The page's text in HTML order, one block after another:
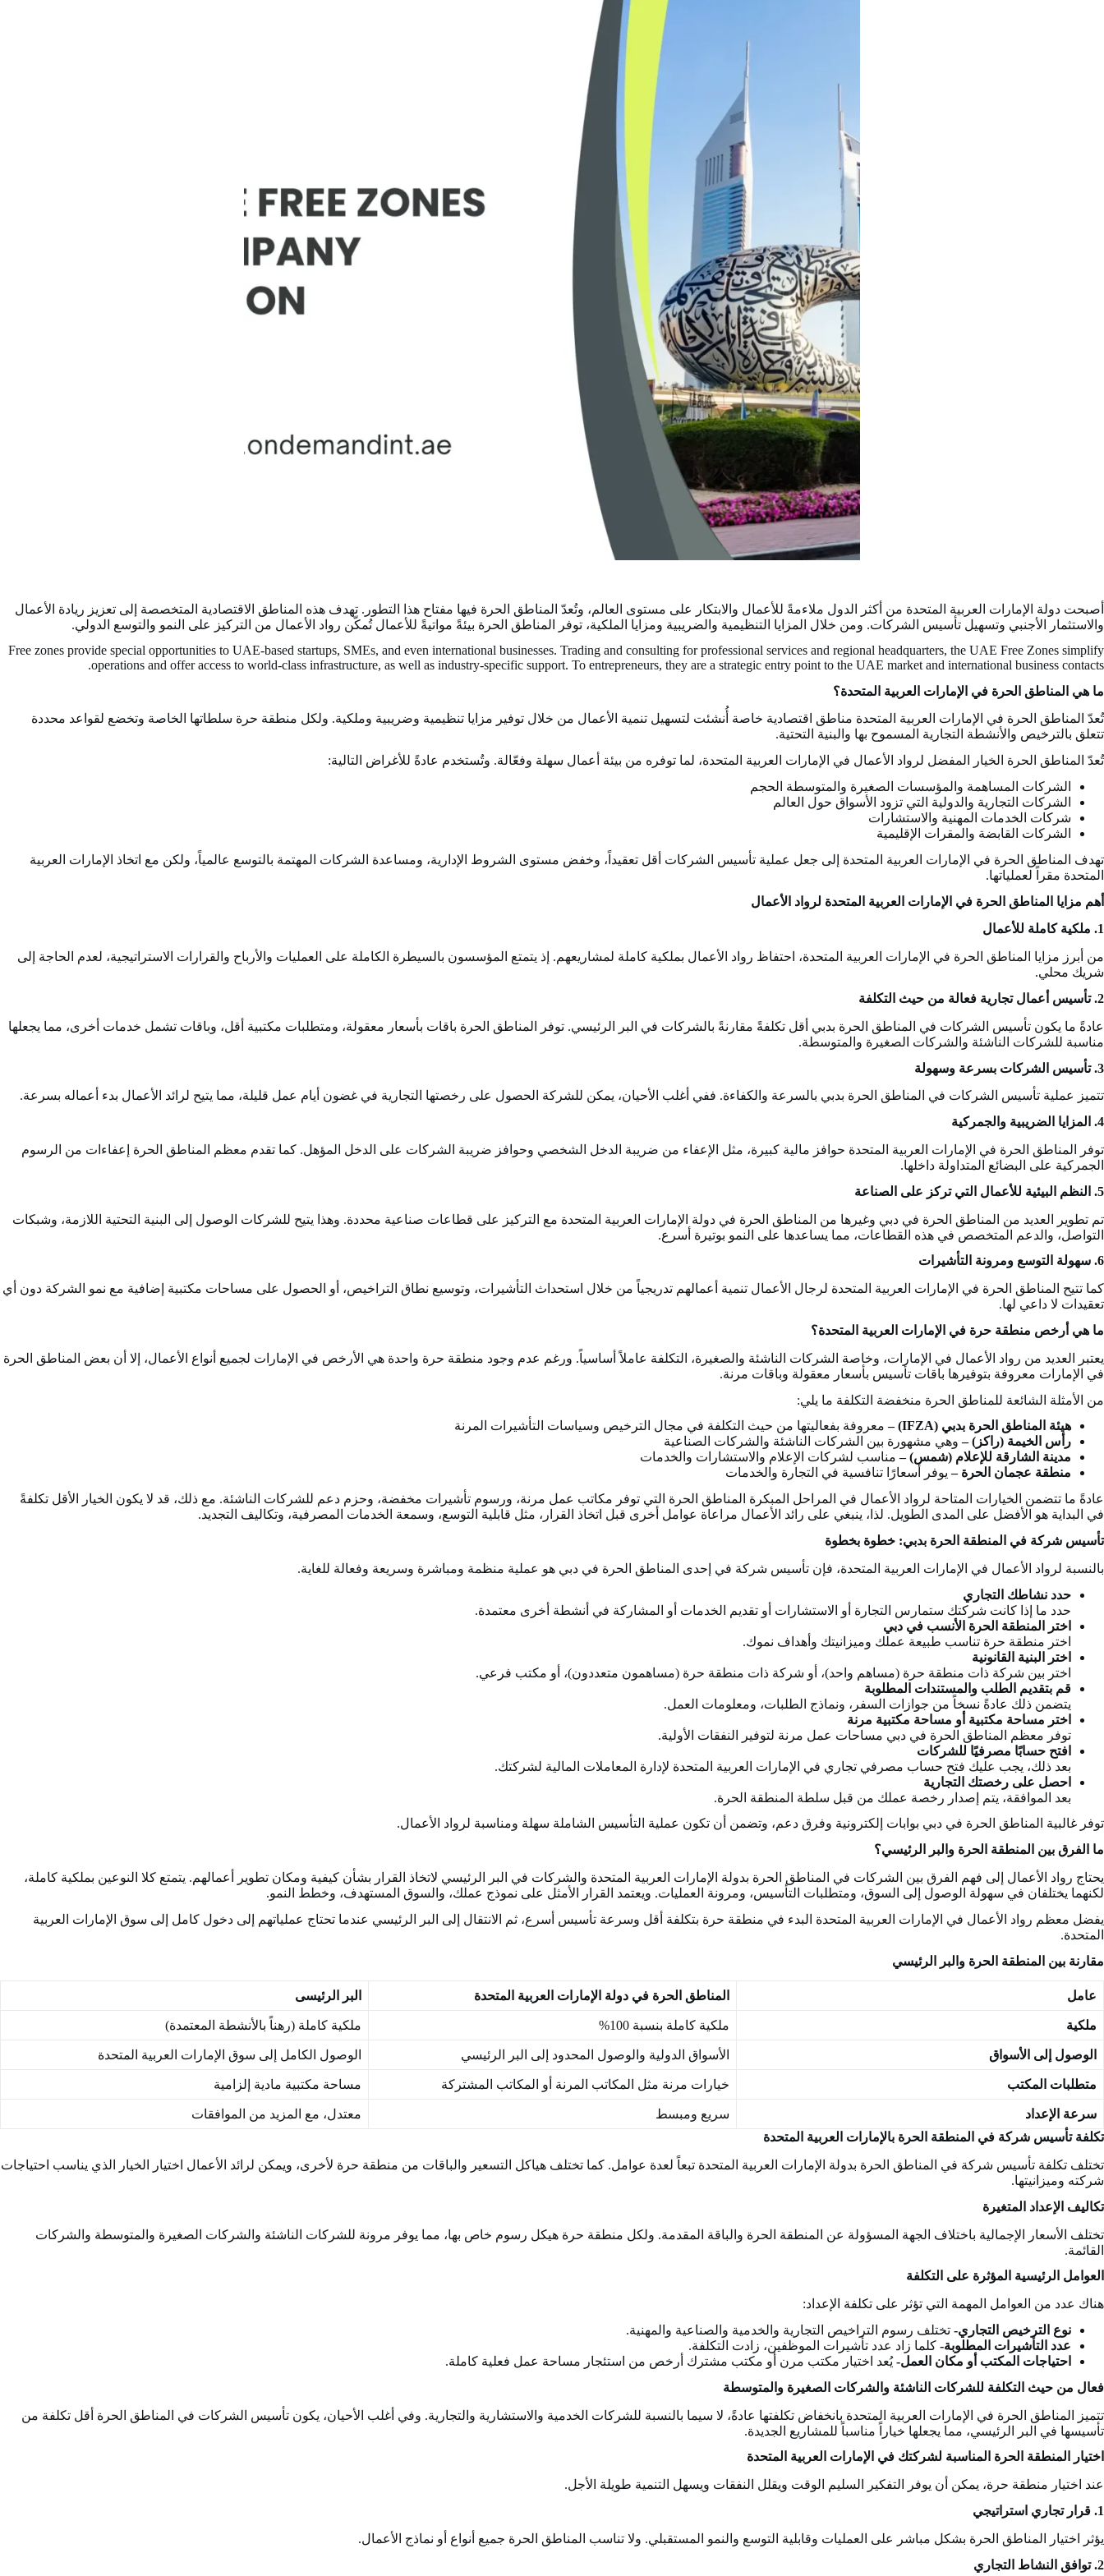
أصبحت دولة الإمارات العربية المتحدة من أكثر الدول ملاءمةً للأعمال والابتكار على مستوى العالم، وتُعدّ المناطق الحرة فيها مفتاح هذا التطور. تهدف هذه المناطق الاقتصادية المتخصصة إلى تعزيز ريادة الأعمال
والاستثمار الأجنبي وتسهيل تأسيس الشركات. ومن خلال المزايا التنظيمية والضريبية ومزايا الملكية، توفر المناطق الحرة بيئةً مواتيةً للأعمال تُمكّن رواد الأعمال من التركيز على النمو والتوسع الدولي.
Free zones provide special opportunities to UAE-based startups, SMEs, and even international businesses. Trading and consulting for professional services and regional headquarters, the UAE Free Zones simplify
operations and offer access to world-class infrastructure, as well as industry-specific support. To entrepreneurs, they are a strategic entry point to the UAE market and international business contacts.
ما هي المناطق الحرة في الإمارات العربية المتحدة؟
تُعدّ المناطق الحرة في الإمارات العربية المتحدة مناطق اقتصادية خاصة أُنشئت لتسهيل تنمية الأعمال من خلال توفير مزايا تنظيمية وضريبية وملكية. ولكل منطقة حرة سلطاتها الخاصة وتخضع لقواعد محددة
تتعلق بالترخيص والأنشطة التجارية المسموح بها والبنية التحتية.
تُعدّ المناطق الحرة الخيار المفضل لرواد الأعمال في الإمارات العربية المتحدة، لما توفره من بيئة أعمال سهلة وفعّالة. وتُستخدم عادةً للأغراض التالية:
الشركات المساهمة والمؤسسات الصغيرة والمتوسطة الحجم
الشركات التجارية والدولية التي تزود الأسواق حول العالم
شركات الخدمات المهنية والاستشارات
الشركات القابضة والمقرات الإقليمية
تهدف المناطق الحرة في الإمارات العربية المتحدة إلى جعل عملية تأسيس الشركات أقل تعقيداً، وخفض مستوى الشروط الإدارية، ومساعدة الشركات المهتمة بالتوسع عالمياً، ولكن مع اتخاذ الإمارات العربية
المتحدة مقراً لعملياتها.
أهم مزايا المناطق الحرة في الإمارات العربية المتحدة لرواد الأعمال
1. ملكية كاملة للأعمال
من أبرز مزايا المناطق الحرة في الإمارات العربية المتحدة، احتفاظ رواد الأعمال بملكية كاملة لمشاريعهم. إذ يتمتع المؤسسون بالسيطرة الكاملة على العمليات والأرباح والقرارات الاستراتيجية، لعدم الحاجة إلى
شريك محلي.
2. تأسيس أعمال تجارية فعالة من حيث التكلفة
عادةً ما يكون تأسيس الشركات في المناطق الحرة بدبي أقل تكلفةً مقارنةً بالشركات في البر الرئيسي. توفر المناطق الحرة باقات بأسعار معقولة، ومتطلبات مكتبية أقل، وباقات تشمل خدمات أخرى، مما يجعلها
مناسبة للشركات الناشئة والشركات الصغيرة والمتوسطة.
3. تأسيس الشركات بسرعة وسهولة
تتميز عملية تأسيس الشركات في المناطق الحرة بدبي بالسرعة والكفاءة. ففي أغلب الأحيان، يمكن للشركة الحصول على رخصتها التجارية في غضون أيام عمل قليلة، مما يتيح لرائد الأعمال بدء أعماله بسرعة.
4. المزايا الضريبية والجمركية
توفر المناطق الحرة في الإمارات العربية المتحدة حوافز مالية كبيرة، مثل الإعفاء من ضريبة الدخل الشخصي وحوافز ضريبة الشركات على الدخل المؤهل. كما تقدم معظم المناطق الحرة إعفاءات من الرسوم
الجمركية على البضائع المتداولة داخلها.
5. النظم البيئية للأعمال التي تركز على الصناعة
تم تطوير العديد من المناطق الحرة في دبي وغيرها من المناطق الحرة في دولة الإمارات العربية المتحدة مع التركيز على قطاعات صناعية محددة. وهذا يتيح للشركات الوصول إلى البنية التحتية اللازمة، وشبكات
التواصل، والدعم المتخصص في هذه القطاعات، مما يساعدها على النمو بوتيرة أسرع.
6. سهولة التوسع ومرونة التأشيرات
كما تتيح المناطق الحرة في الإمارات العربية المتحدة لرجال الأعمال تنمية أعمالهم تدريجياً من خلال استحداث التأشيرات، وتوسيع نطاق التراخيص، أو الحصول على مساحات مكتبية إضافية مع نمو الشركة دون أي
تعقيدات لا داعي لها.
ما هي أرخص منطقة حرة في الإمارات العربية المتحدة؟
يعتبر العديد من رواد الأعمال في الإمارات، وخاصة الشركات الناشئة والصغيرة، التكلفة عاملاً أساسياً. ورغم عدم وجود منطقة حرة واحدة هي الأرخص في الإمارات لجميع أنواع الأعمال، إلا أن بعض المناطق الحرة
في الإمارات معروفة بتوفيرها باقات تأسيس بأسعار معقولة وباقات مرنة.
من الأمثلة الشائعة للمناطق الحرة منخفضة التكلفة ما يلي:
هيئة المناطق الحرة بدبي (IFZA) –
معروفة بفعاليتها من حيث التكلفة في مجال الترخيص وسياسات التأشيرات المرنة
رأس الخيمة (راكز) – وهي مشهورة بين الشركات الناشئة والشركات الصناعية
مدينة الشارقة للإعلام (شمس) – مناسب لشركات الإعلام والاستشارات والخدمات
منطقة عجمان الحرة – يوفر أسعارًا تنافسية في التجارة والخدمات
عادةً ما تتضمن الخيارات المتاحة لرواد الأعمال في المراحل المبكرة المناطق الحرة التي توفر مكاتب عمل مرنة، ورسوم تأشيرات مخفضة، وحزم دعم للشركات الناشئة. مع ذلك، قد لا يكون الخيار الأقل تكلفةً
في البداية هو الأفضل على المدى الطويل. لذا، ينبغي على رائد الأعمال مراعاة عوامل أخرى قبل اتخاذ القرار، مثل قابلية التوسع، وسمعة الخدمات المصرفية، وتكاليف التجديد.
تأسيس شركة في المنطقة الحرة بدبي: خطوة بخطوة
بالنسبة لرواد الأعمال في الإمارات العربية المتحدة، فإن تأسيس شركة في إحدى المناطق الحرة في دبي هو عملية منظمة ومباشرة وسريعة وفعالة للغاية.
حدد نشاطك التجاري
حدد ما إذا كانت شركتك ستمارس التجارة أو الاستشارات أو تقديم الخدمات أو المشاركة في أنشطة أخرى معتمدة.
اختر المنطقة الحرة الأنسب في دبي
اختر منطقة حرة تناسب طبيعة عملك وميزانيتك وأهداف نموك.
اختر البنية القانونية
اختر بين شركة ذات منطقة حرة (مساهم واحد)، أو شركة ذات منطقة حرة (مساهمون متعددون)، أو مكتب فرعي.
قم بتقديم الطلب والمستندات المطلوبة
يتضمن ذلك عادةً نسخاً من جوازات السفر، ونماذج الطلبات، ومعلومات العمل.
اختر مساحة مكتبية أو مساحة مكتبية مرنة
توفر معظم المناطق الحرة في دبي مساحات عمل مرنة لتوفير النفقات الأولية.
افتح حسابًا مصرفيًا للشركات
بعد ذلك، يجب عليك فتح حساب مصرفي تجاري في الإمارات العربية المتحدة لإدارة المعاملات المالية لشركتك.
احصل على رخصتك التجارية
بعد الموافقة، يتم إصدار رخصة عملك من قبل سلطة المنطقة الحرة.
توفر غالبية المناطق الحرة في دبي بوابات إلكترونية وفرق دعم، وتضمن أن تكون عملية التأسيس الشاملة سهلة ومناسبة لرواد الأعمال.
ما الفرق بين المنطقة الحرة والبر الرئيسي؟
يحتاج رواد الأعمال إلى فهم الفرق بين الشركات في المناطق الحرة بدولة الإمارات العربية المتحدة والشركات في البر الرئيسي لاتخاذ القرار بشأن كيفية ومكان تطوير أعمالهم. يتمتع كلا النوعين بملكية كاملة،
لكنهما يختلفان في سهولة الوصول إلى السوق، ومتطلبات التأسيس، ومرونة العمليات. ويعتمد القرار الأمثل على نموذج عملك، والسوق المستهدف، وخطط النمو.
يفضل معظم رواد الأعمال في الإمارات العربية المتحدة البدء في منطقة حرة بتكلفة أقل وسرعة تأسيس أسرع، ثم الانتقال إلى البر الرئيسي عندما تحتاج عملياتهم إلى دخول كامل إلى سوق الإمارات العربية
المتحدة.
مقارنة بين المنطقة الحرة والبر الرئيسي
عامل المناطق الحرة في دولة الإمارات العربية المتحدة البر الرئيسى
ملكية ملكية كاملة بنسبة 100% ملكية كاملة (رهناً بالأنشطة المعتمدة)
الوصول إلى الأسواق الأسواق الدولية والوصول المحدود إلى البر الرئيسي الوصول الكامل إلى سوق الإمارات العربية المتحدة
متطلبات المكتب خيارات مرنة مثل المكاتب المرنة أو المكاتب المشتركة مساحة مكتبية مادية إلزامية
سرعة الإعداد سريع ومبسط
معتدل، مع المزيد من الموافقات
تكلفة تأسيس شركة في المنطقة الحرة بالإمارات العربية المتحدة
تختلف تكلفة تأسيس شركة في المناطق الحرة بدولة الإمارات العربية المتحدة تبعاً لعدة عوامل. كما تختلف هياكل التسعير والباقات من منطقة حرة لأخرى، ويمكن لرائد الأعمال اختيار الخيار الذي يناسب احتياجات
شركته وميزانيتها.
تكاليف الإعداد المتغيرة
تختلف الأسعار الإجمالية باختلاف الجهة المسؤولة عن المنطقة الحرة والباقة المقدمة. ولكل منطقة حرة هيكل رسوم خاص بها، مما يوفر مرونة للشركات الناشئة والشركات الصغيرة والمتوسطة والشركات
القائمة.
العوامل الرئيسية المؤثرة على التكلفة
هناك عدد من العوامل المهمة التي تؤثر على تكلفة الإعداد:
نوع الترخيص التجاري- تختلف رسوم التراخيص التجارية والخدمية والصناعية والمهنية.
عدد التأشيرات المطلوبة- كلما زاد عدد تأشيرات الموظفين، زادت التكلفة.
احتياجات المكتب أو مكان العمل-يُعد اختيار مكتب مرن أو مكتب مشترك أرخص من استئجار مساحة عمل فعلية كاملة.
فعال من حيث التكلفة للشركات الناشئة والشركات الصغيرة والمتوسطة
تتميز المناطق الحرة في الإمارات العربية المتحدة بانخفاض تكلفتها عادةً، لا سيما بالنسبة للشركات الخدمية والاستشارية والتجارية. وفي أغلب الأحيان، يكون تأسيس الشركات في المناطق الحرة أقل تكلفة من
تأسيسها في البر الرئيسي، مما يجعلها خياراً مناسباً للمشاريع الجديدة.
اختيار المنطقة الحرة المناسبة لشركتك في الإمارات العربية المتحدة
عند اختيار منطقة حرة، يمكن أن يوفر التفكير السليم الوقت ويقلل النفقات ويسهل التنمية طويلة الأجل.
1. قرار تجاري استراتيجي
يؤثر اختيار المناطق الحرة بشكل مباشر على العمليات وقابلية التوسع والنمو المستقبلي. ولا تناسب المناطق الحرة جميع أنواع أو نماذج الأعمال.
2. توافق النشاط التجاري